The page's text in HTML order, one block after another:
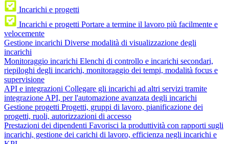
Incarichi e progetti
Incarichi e progetti Portare a termine il lavoro più facilmente e
velocemente
Gestione incarichi Diverse modalità di visualizzazione degli
incarichi
Monitoraggio incarichi Elenchi di controllo e incarichi secondari,
riepiloghi degli incarichi, monitoraggio dei tempi, modalità focus e
supervisione
API e integrazioni Collegare gli incarichi ad altri servizi tramite
integrazione API, per l'automazione avanzata degli incarichi
Gestione progetti Progetti, gruppi di lavoro, pianificazione dei
progetti, ruoli, autorizzazioni di accesso
Prestazioni dei dipendenti Favorisci la produttività con rapporti sugli
incarichi, gestione dei carichi di lavoro, efficienza negli incarichi e